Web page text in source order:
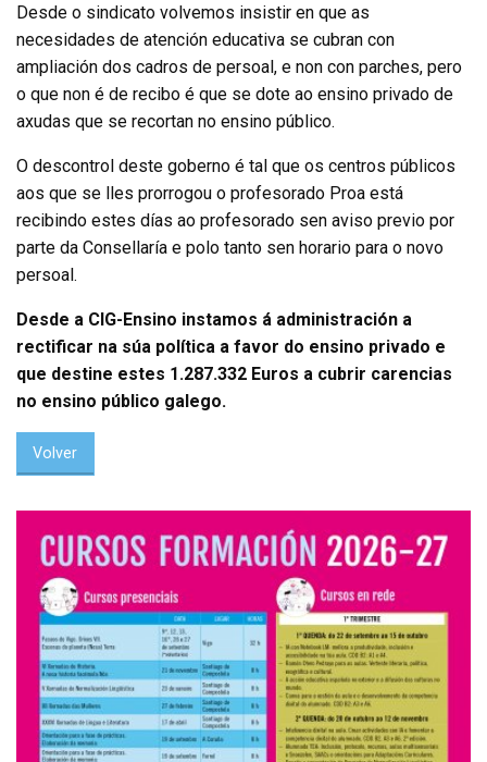
Desde o sindicato volvemos insistir en que as
necesidades de atención educativa se cubran con
ampliación dos cadros de persoal, e non con parches, pero
o que non é de recibo é que se dote ao ensino privado de
axudas que se recortan no ensino público.
O descontrol deste goberno é tal que os centros públicos
aos que se lles prorrogou o profesorado Proa está
recibindo estes días ao profesorado sen aviso previo por
parte da Consellaría e polo tanto sen horario para o novo
persoal.
Desde a CIG-Ensino instamos á administración a
rectificar na súa política a favor do ensino privado e
que destine estes 1.287.332 Euros a cubrir carencias
no ensino público galego.
Volver